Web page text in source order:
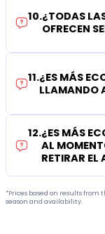
10.¿TODAS
OFRECEN
11.¿ES MÁS
LLAMANDO
12.¿ES MÁS
AL
RETIRAR EL
*Prices based on results from
season and availability.